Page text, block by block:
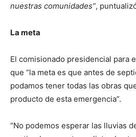
nuestras comunidades”,
La meta
El comisionado presidencial para
que “la meta es que antes de
podamos tener todas las obras
producto de esta emergencia”.
“No podemos esperar las lluvias